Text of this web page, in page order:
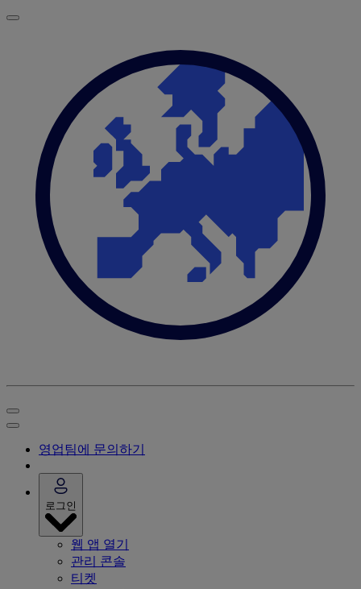
영업팀에 문의하기
로그인
웹 앱 열기
관리 콘솔
티켓